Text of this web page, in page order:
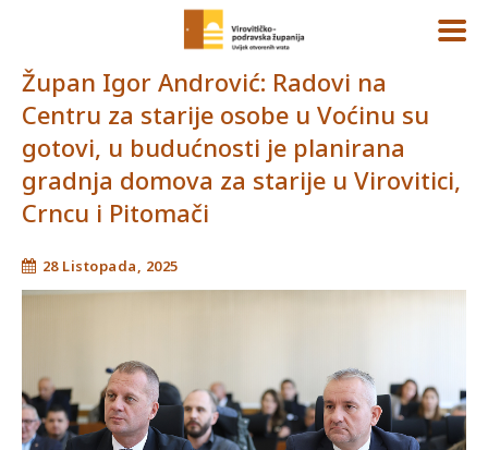
Župan Igor Andrović: Radovi na
Centru za starije osobe u Voćinu su
gotovi, u budućnosti je planirana
gradnja domova za starije u Virovitici,
Crncu i Pitomači
28 Listopada, 2025